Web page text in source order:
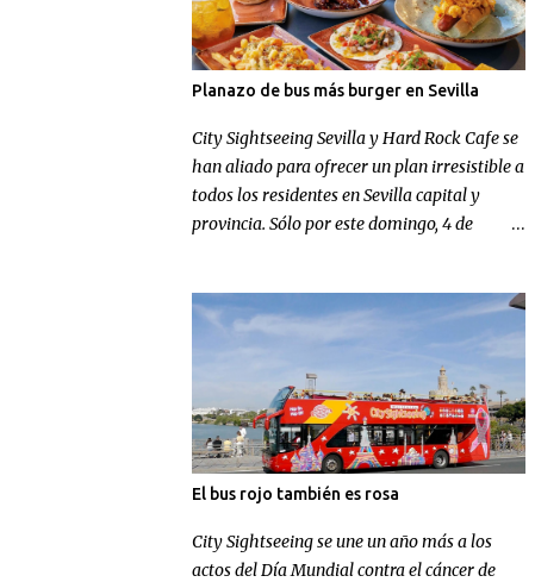
Planazo de bus más burger en Sevilla
City Sightseeing Sevilla y Hard Rock Cafe se
han aliado para ofrecer un plan irresistible a
todos los residentes en Sevilla capital y
provincia. Sólo por este domingo, 4 de
panorámico más un menú en Hard Rock
Cafe por el increíble precio de 9,99 euros.
El bus rojo también es rosa
City Sightseeing se une un año más a los
actos del Día Mundial contra el cáncer de